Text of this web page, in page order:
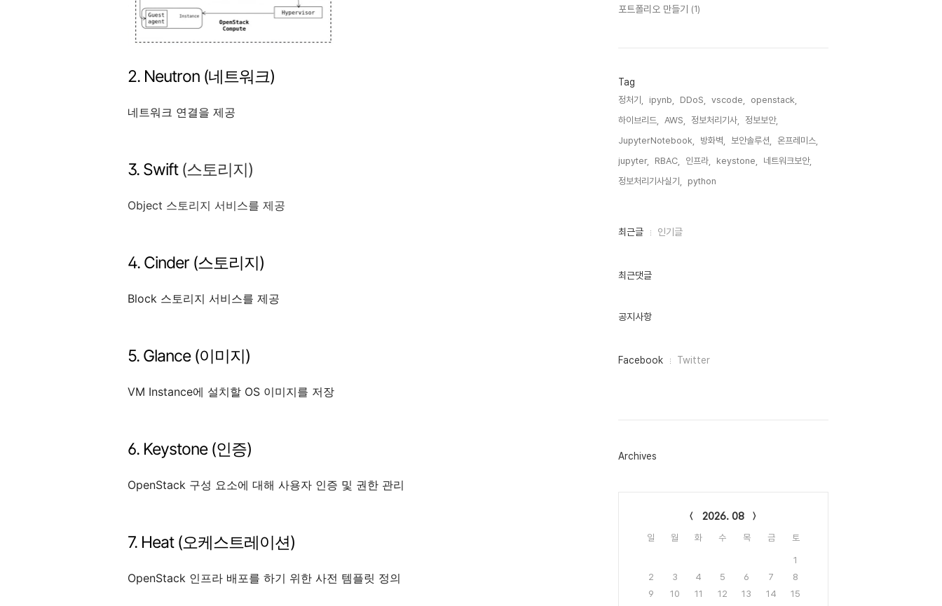
2. Neutron (네트워크)
네트워크 연결을 제공
3. Swift (스토리지)
Object 스토리지 서비스를 제공
4. Cinder (스토리지)
Block 스토리지 서비스를 제공
5. Glance (이미지)
VM Instance에 설치할 OS 이미지를 저장
6. Keystone (인증)
OpenStack 구성 요소에 대해 사용자 인증 및 권한 관리
7. Heat (오케스트레이션)
OpenStack 인프라 배포를 하기 위한 사전 템플릿 정의
포트폴리오 만들기 (1)
Tag
정처기, ipynb, DDoS, vscode,
openstack,
하이브리드,
AWS, 정보처리기사,
정보보안,
JupyterNotebook,
방화벽, 보안솔루션,
온프레미스,
jupyter,
RBAC, 인프라, keystone,
네트워크보안,
정보처리기사실기,
python,
최
인
최근글 인기글
최근댓글
공지사항
페
그
Facebook Twitter
Archives
2026. 08
일 월 화 수 목 금 토
1
2
3 4 5 6 7
8
9
10 11 12 13 14
15